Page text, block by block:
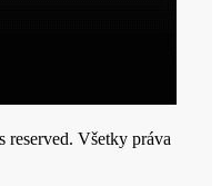
Všetky práva